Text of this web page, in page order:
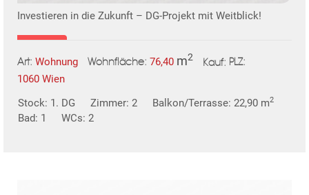
Investieren in die Zukunft – DG-Projekt mit Weitblick!
Art: Wohnung Wohnfläche: 76,40 m2 Kauf: PLZ:
1060 Wien
Stock: 1. DG
Zimmer: 2 Balkon/Terrasse: 22,90 m2
Bad: 1 WCs: 2